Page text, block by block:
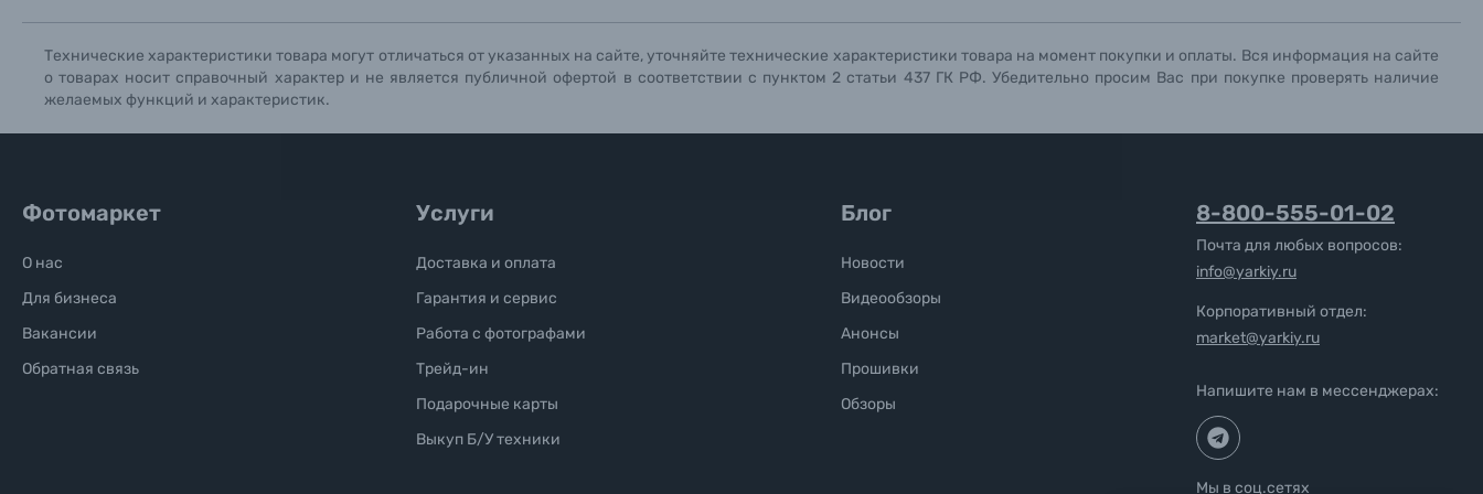
Б/У фототехника (Комиссионные товары)
Технические характеристики товара могут отличаться от указанных на сайте, уточняйте технические характеристики товара на момент покупки и оплаты. Вся информация на сайте
о товарах носит справочный характер и не является публичной офертой в соответствии с пунктом 2 статьи 437 ГК РФ. Убедительно просим Вас при покупке проверять наличие
желаемых функций и характеристик.
Фотомаркет
О нас
Для бизнеса
Вакансии
Обратная связь
Услуги
Доставка и оплата
Гарантия и сервис
Работа с фотографами
Трейд-ин
Подарочные карты
Выкуп Б/У техники
Блог
Новости
Видеообзоры
Анонсы
Прошивки
Обзоры
8-800-555-01-02
Почта для любых вопросов:
info@yarkiy.ru
Корпоративный отдел:
market@yarkiy.ru
Напишите нам в мессенджерах:
Мы в соц.сетях